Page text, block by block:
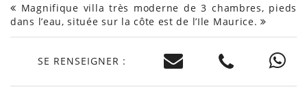
Magnifique villa très moderne de 3 chambres, pieds
dans l’eau, située sur la côte est de l’Ile Maurice.
SE RENSEIGNER :